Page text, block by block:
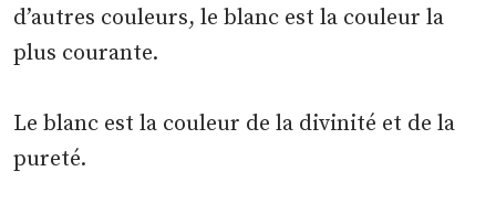
d’autres couleurs, le blanc est la couleur la
plus courante.
Le blanc est la couleur de la divinité et de la
pureté.